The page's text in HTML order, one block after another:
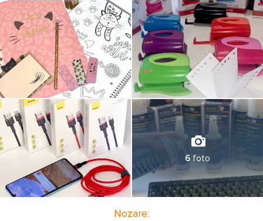
6 foto
Nozare: